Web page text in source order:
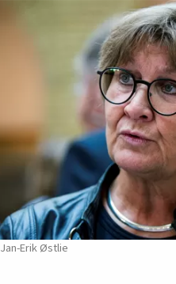
Jan-Erik Østlie